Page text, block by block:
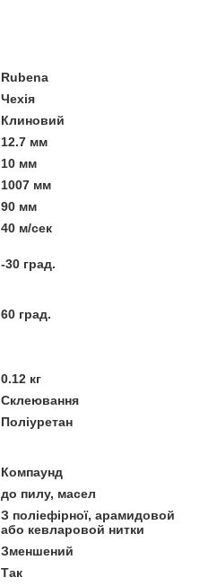
Rubena
Чехія
Клиновий
12.7 мм
10 мм
1007 мм
90 мм
40 м/сек
-30 град.
60 град.
0.12 кг
Склеювання
Поліуретан
Компаунд
до пилу, масел
З поліефірної, арамидовой
або кевларовой нитки
Зменшений
Так